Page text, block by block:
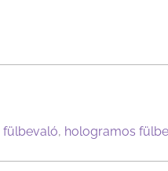
fülbevaló, hologramos